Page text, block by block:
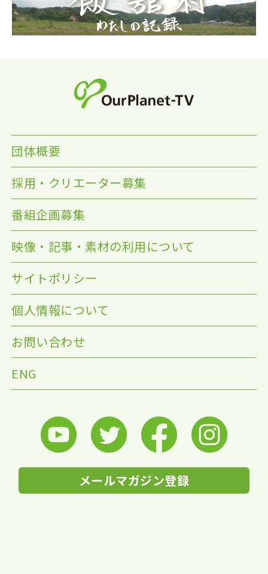
団体概要
採用・クリエーター募集
番組企画募集
映像・記事・素材の利用について
サイトポリシー
個人情報について
お問い合わせ
ENG
メールマガジン登録